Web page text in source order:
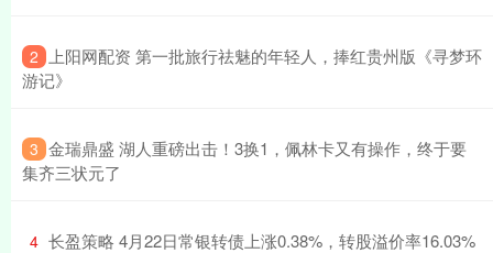
2
​上阳网配资 第一批旅行祛魅的年轻人，捧红贵州版《寻梦环
游记》
3 ​金瑞鼎盛 湖人重磅出击！3换1，佩林卡又有操作，终于要
集齐三状元了
4 ​长盈策略 4月22日常银转债上涨0.38%，转股溢价率16.03%